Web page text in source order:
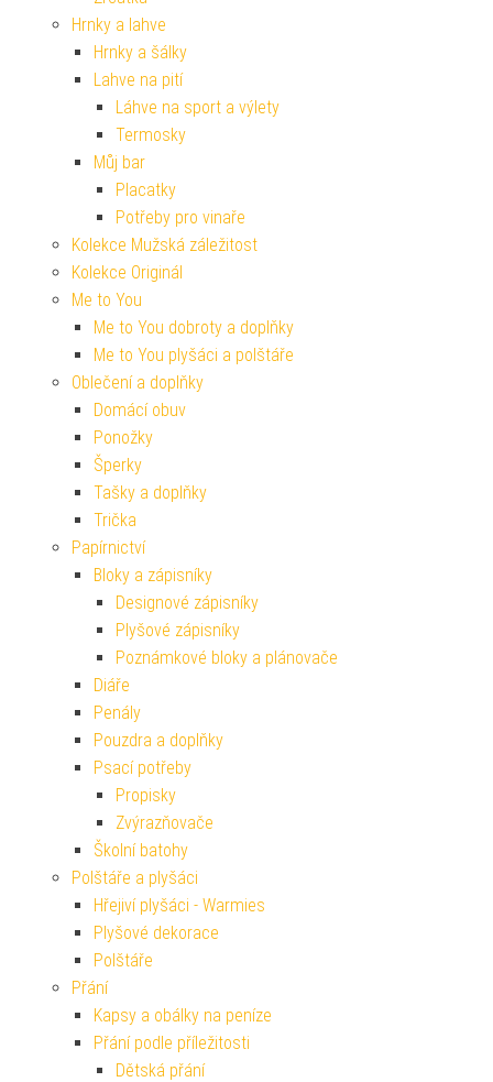
Hrnky a lahve
Hrnky a šálky
Lahve na pití
Láhve na sport a výlety
Termosky
Můj bar
Placatky
Potřeby pro vinaře
Kolekce Mužská záležitost
Kolekce Originál
Me to You
Me to You dobroty a doplňky
Me to You plyšáci a polštáře
Oblečení a doplňky
Domácí obuv
Ponožky
Šperky
Tašky a doplňky
Trička
Papírnictví
Bloky a zápisníky
Designové zápisníky
Plyšové zápisníky
Poznámkové bloky a plánovače
Diáře
Penály
Pouzdra a doplňky
Psací potřeby
Propisky
Zvýrazňovače
Školní batohy
Polštáře a plyšáci
Hřejiví plyšáci - Warmies
Plyšové dekorace
Polštáře
Přání
Kapsy a obálky na peníze
Přání podle příležitosti
Dětská přání